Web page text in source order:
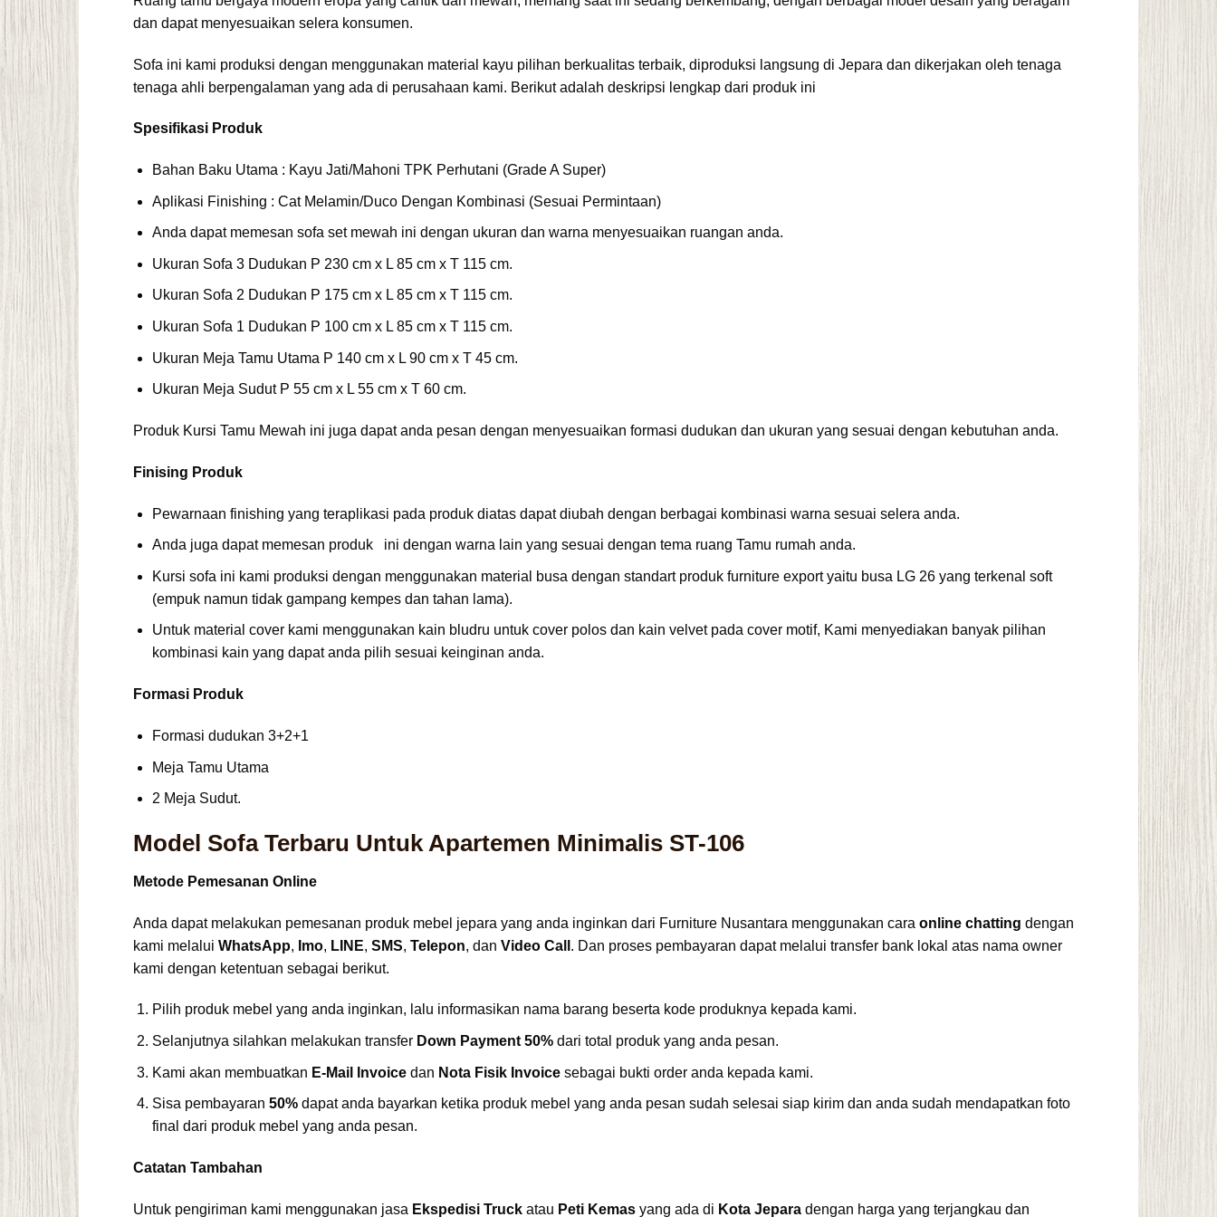
dan dapat menyesuaikan selera konsumen.
Sofa ini kami produksi dengan menggunakan material kayu pilihan berkualitas terbaik, diproduksi langsung di Jepara dan dikerjakan oleh tenaga
tenaga ahli berpengalaman yang ada di perusahaan kami. Berikut adalah deskripsi lengkap dari produk ini
Spesifikasi Produk
Bahan Baku Utama : Kayu Jati/Mahoni TPK Perhutani (Grade A Super)
Aplikasi Finishing : Cat Melamin/Duco Dengan Kombinasi (Sesuai Permintaan)
Anda dapat memesan sofa set mewah ini dengan ukuran dan warna menyesuaikan ruangan anda.
Ukuran Sofa 3 Dudukan P 230 cm x L 85 cm x T 115 cm.
Ukuran Sofa 2 Dudukan P 175 cm x L 85 cm x T 115 cm.
Ukuran Sofa 1 Dudukan P 100 cm x L 85 cm x T 115 cm.
Ukuran Meja Tamu Utama P 140 cm x L 90 cm x T 45 cm.
Ukuran Meja Sudut P 55 cm x L 55 cm x T 60 cm.
Produk Kursi Tamu Mewah ini juga dapat anda pesan dengan menyesuaikan formasi dudukan dan ukuran yang sesuai dengan kebutuhan anda.
Finising Produk
Pewarnaan finishing yang teraplikasi pada produk diatas dapat diubah dengan berbagai kombinasi warna sesuai selera anda.
Anda juga dapat memesan produk ini dengan warna lain yang sesuai dengan tema ruang Tamu rumah anda.
Kursi sofa ini kami produksi dengan menggunakan material busa dengan standart produk furniture export yaitu busa LG 26 yang terkenal soft
(empuk namun tidak gampang kempes dan tahan lama).
Untuk material cover kami menggunakan kain bludru untuk cover polos dan kain velvet pada cover motif, Kami menyediakan banyak pilihan
kombinasi kain yang dapat anda pilih sesuai keinginan anda.
Formasi Produk
Formasi dudukan 3+2+1
Meja Tamu Utama
2 Meja Sudut.
Model Sofa Terbaru Untuk Apartemen Minimalis ST-106
Metode Pemesanan Online
Anda dapat melakukan pemesanan produk mebel jepara yang anda inginkan dari Furniture Nusantara menggunakan cara online chatting dengan
kami melalui WhatsApp, Imo, LINE, SMS, Telepon, dan Video Call . Dan proses pembayaran dapat melalui transfer bank lokal atas nama owner
kami dengan ketentuan sebagai berikut.
Pilih produk mebel yang anda inginkan, lalu informasikan nama barang beserta kode produknya kepada kami.
Selanjutnya silahkan melakukan transfer Down Payment 50%dari total produk yang anda pesan.
Kami akan membuatkan E-Mail Invoicedan Nota Fisik Invoicesebagai bukti order anda kepada kami.
Sisa pembayaran 50%dapat anda bayarkan ketika produk mebel yang anda pesan sudah selesai siap kirim dan anda sudah mendapatkan foto
final dari produk mebel yang anda pesan.
Catatan Tambahan
Untuk pengiriman kami menggunakan jasa Ekspedisi Truck atau Peti Kemas yang ada di Kota Jepara dengan harga yang terjangkau dan